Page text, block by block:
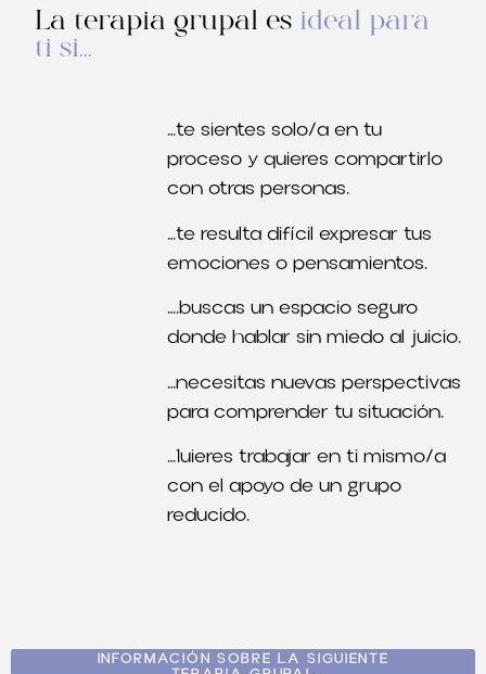
La terapia grupal es ideal para
ti si...
…te sientes solo/a en tu
proceso y quieres compartirlo
con otras personas.
…te resulta difícil expresar tus
emociones o pensamientos.
….buscas un espacio seguro
donde hablar sin miedo al juicio.
…necesitas nuevas perspectivas
para comprender tu situación.
…1uieres trabajar en ti mismo/a
con el apoyo de un grupo
reducido.
INFORMACIÓN SOBRE LA SIGUIENTE